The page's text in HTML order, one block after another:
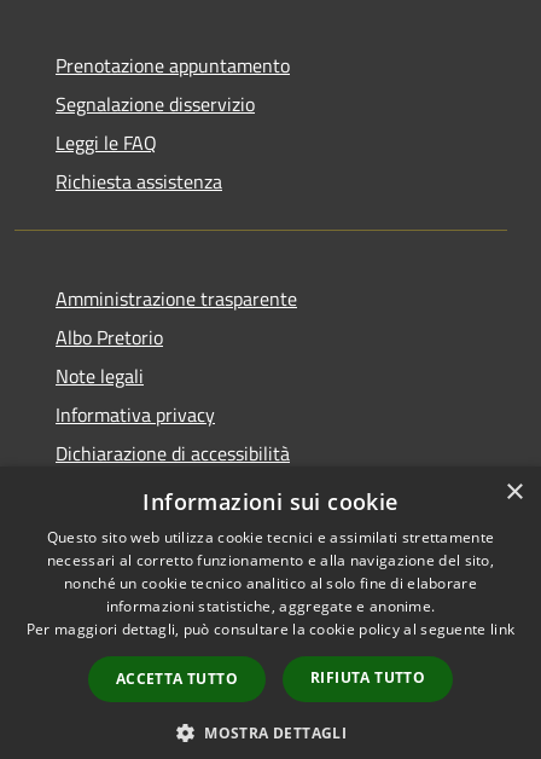
Prenotazione appuntamento
Segnalazione disservizio
Leggi le FAQ
Richiesta assistenza
Amministrazione trasparente
Albo Pretorio
Note legali
Informativa privacy
Dichiarazione di accessibilità
Obiettivi di accessibilità
Accessibilità
Copyright © 2026 • Comune di
San Giorgio Bigarello •
Powered byMunicipium
Accesso redazione
×
Informazioni sui cookie
Questo sito web utilizza cookie tecnici e assimilati strettamente
necessari al corretto funzionamento e alla navigazione del sito,
nonché un cookie tecnico analitico al solo fine di elaborare
informazioni statistiche, aggregate e anonime.
Per maggiori dettagli, può consultare la cookie policy al seguente link
ACCETTA TUTTO RIFIUTA TUTTO
MOSTRA DETTAGLI